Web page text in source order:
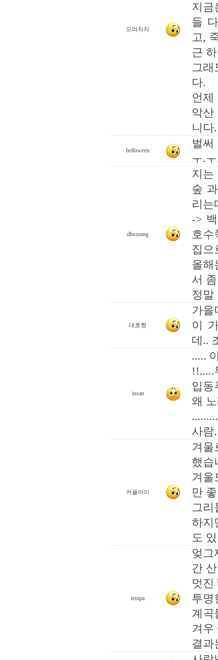
으라차차
지금
들
고,
근
그래
다.
언
악
니다
helloween
벌써
ㅜ.
dbszzang
지는
숲
리
->
호
집으
올해
서
정말
대호짱
가을
이
데..
insan
.....
!!.....
입동
왜
사람
커플아이
겨울
했습
겨울
만
그리
하지
도
tenipa
엊
간
멋진
투명
계
겨우
결과